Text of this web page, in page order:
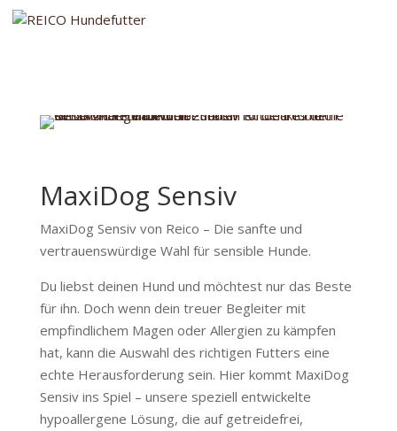
MaxiDog Sensiv
MaxiDog Sensiv von Reico – Die sanfte und
vertrauenswürdige Wahl für sensible Hunde.
Du liebst deinen Hund und möchtest nur das Beste
für ihn. Doch wenn dein treuer Begleiter mit
empfindlichem Magen oder Allergien zu kämpfen
hat, kann die Auswahl des richtigen Futters eine
echte Herausforderung sein. Hier kommt MaxiDog
Sensiv ins Spiel – unsere speziell entwickelte
hypoallergene Lösung, die auf getreidefrei,